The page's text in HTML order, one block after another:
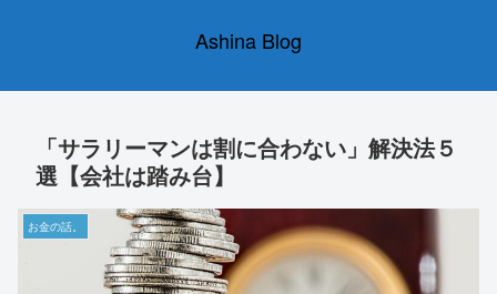
Ashina Blog
「サラリーマンは割に合わない」解決法５
選【会社は踏み台】
お金の話。